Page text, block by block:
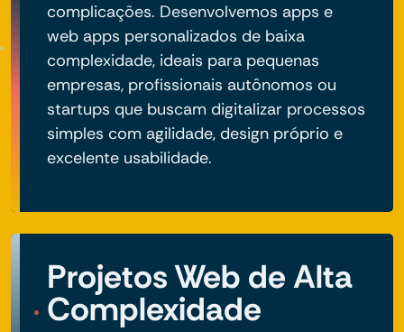
complicações. Desenvolvemos apps e
web apps personalizados de baixa
complexidade, ideais para pequenas
empresas, profissionais autônomos ou
startups que buscam digitalizar processos
simples com agilidade, design próprio e
excelente usabilidade.
Projetos Web de Alta
Complexidade